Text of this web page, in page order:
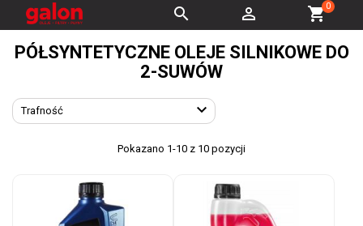
shopping_cart0


PÓŁSYNTETYCZNE OLEJE SILNIKOWE DO
2-SUWÓW
Trafność 
Pokazano 1-10 z 10 pozycji